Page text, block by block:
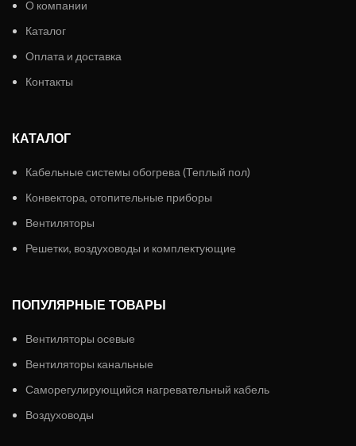
О компании
Каталог
Оплата и доставка
Контакты
КАТАЛОГ
Кабельные системы обогрева (Теплый пол)
Конвектора, отопительные приборы
Вентиляторы
Решетки, воздуховоды и комплектующие
ПОПУЛЯРНЫЕ ТОВАРЫ
Вентиляторы осевые
Вентиляторы канальные
Саморегулирующийся нагревательный кабель
Воздуховоды